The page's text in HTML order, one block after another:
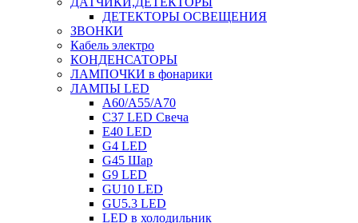
ДЕТЕКТОРЫ ОСВЕЩЕНИЯ
ЗВОНКИ
Кабель электро
КОНДЕНСАТОРЫ
ЛАМПОЧКИ в фонарики
ЛАМПЫ LED
A60/A55/A70
C37 LED Свеча
E40 LED
G4 LED
G45 Шар
G9 LED
GU10 LED
GU5.3 LED
LED в холодильник